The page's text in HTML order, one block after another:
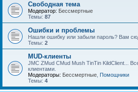
Свободная тема
Модератор: Бессмертные
Темы: 87
Ошибки и проблемы
Нашли ошибку или забыли пароль? Вам
Темы: 2
MUD-клиенты
JMC ZMud CMud Mush TinTin KildClient...
клиентами.
Модераторы: Бессмертные Помощники
Темы: 4